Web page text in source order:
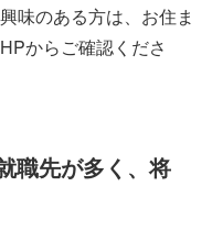
味のある方は、お住ま
からご確認くださ
職先が多く、将